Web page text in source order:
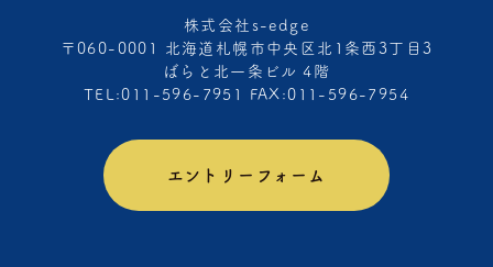
株式会社s-edge
〒060-0001 北海道札幌市中央区北1条西3丁目3
ばらと北一条ビル 4階
TEL:011-596-7951 FAX:011-596-7954
エントリーフォーム